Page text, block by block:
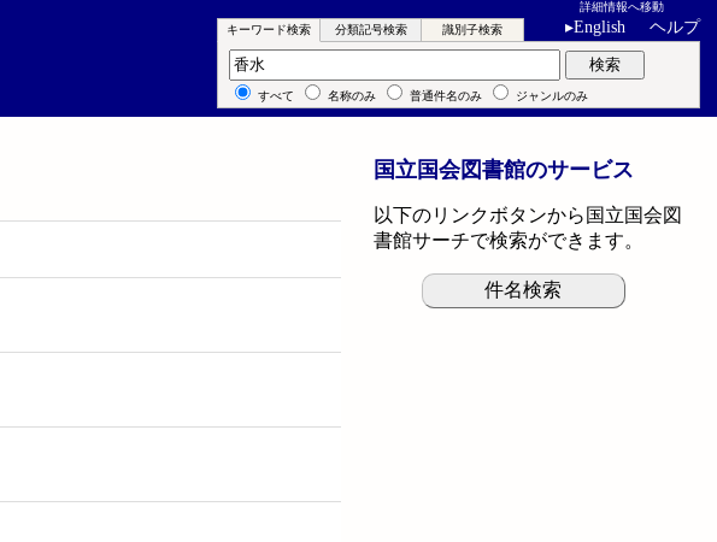
詳細情報へ移動
▸English ヘルプ
キーワード検索 分類記号検索 識別子検索
キーワード検索 検索
すべて 名称のみ 普通件名のみ ジャンルのみ
国立国会図書館のサービス
以下のリンクボタンから国立国会図
書館サーチで検索ができます。
件名検索